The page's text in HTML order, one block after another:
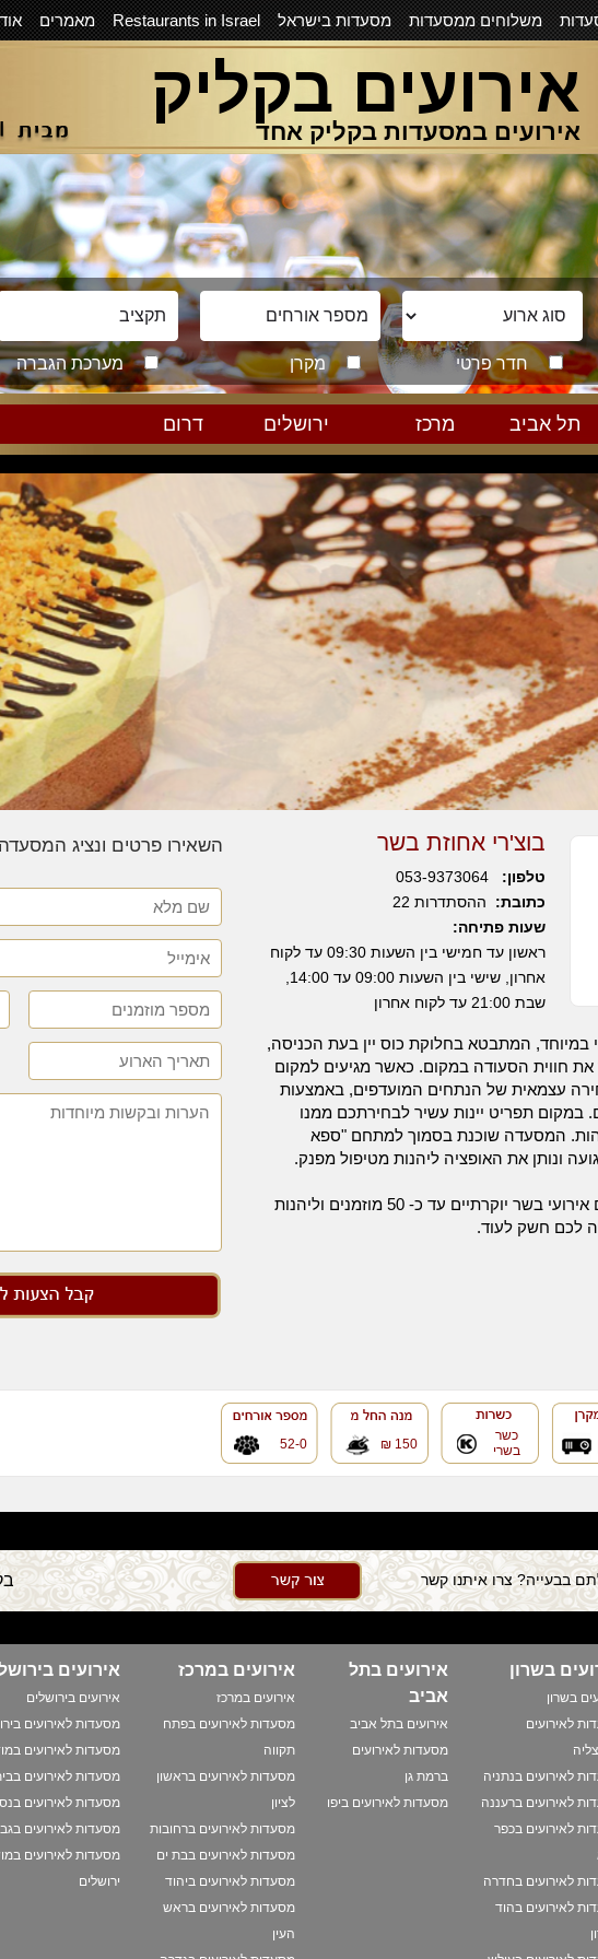
משלוחים ממסעדות מסעדות בישראל Restaurants in Israel מאמרים
אירועים בקליק
אירועים במסעדות בקליק אחד
חדר פרטי מקרן מערכת הגברה
תל אביב מרכז ירושלים דרום
השאירו פרטים ונציג בוצ'רי אחוזת בשר
טלפון:
כתובת: ההסתדרות 22
שעות פתיחה:
ראשון עד חמישי בין השעות 09:30 עד לקוח
שבת 21:00 עד לקוח אחרון
במיוחד, המתבטא בחלוקת כוס יין בעת הכניסה,
חווית הסעודה במקום. כאשר מגיעים למקום
עצמאית של הנתחים המועדפים, באמצעות
תפריט יינות עשיר לבחירתכם ממנו
המסעדה שוכנת בסמוך למתחם "ספא
ונותן את האופציה ליהנות מטיפול מפנק.
בבוצ'רי אחוזת בשר תוכלו לקיים אירועי בשר יוקרתיים עד כ- 50 מוזמנים וליהנות
לכם חשק לעוד.
כשר
בשרי
52-0 150 ₪
בבעייה? צרו איתנו קשר
בשרון
בשרון
לאירועים
לאירועים בנתניה
לאירועים ברעננה
לאירועים בכפר
לאירועים בחדרה
לאירועים בהוד
אירועים בתל
אביב
אירועים בתל אביב
מסעדות לאירועים
ברמת גן
מסעדות לאירועים ביפו
אירועים במרכז
אירועים במרכז
מסעדות לאירועים בפתח
תקווה
מסעדות לאירועים בראשון
לציון
מסעדות לאירועים ברחובות
מסעדות לאירועים בבת ים
מסעדות לאירועים ביהוד
מסעדות לאירועים בראש
העין
אירועים
אירועים בירושלים
מסעדות לאירועים
מסעדות לאירועים
מסעדות לאירועים
מסעדות לאירועים
מסעדות לאירועים
מסעדות לאירועים
ירושלים